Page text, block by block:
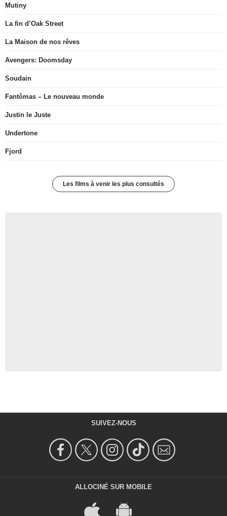
Mutiny
La fin d’Oak Street
La Maison de nos rêves
Avengers: Doomsday
Soudain
Fantômas – Le nouveau monde
Justin le Juste
Undertone
Fjord
Les films à venir les plus consultés
SUIVEZ-NOUS
ALLOCINÉ SUR MOBILE